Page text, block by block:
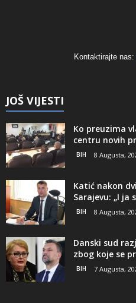
Kontaktirajte nas:
JOŠ VIJESTI
Ko preuzima
centru novih
BIH 8 Augusta,
Katić nakon
Sarajevu: „I ja
BIH 8 Augusta,
Danski sud
zbog koje se
BIH 7 Augusta,